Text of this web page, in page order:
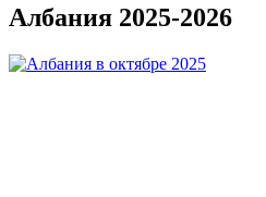
Албания 2025-2026